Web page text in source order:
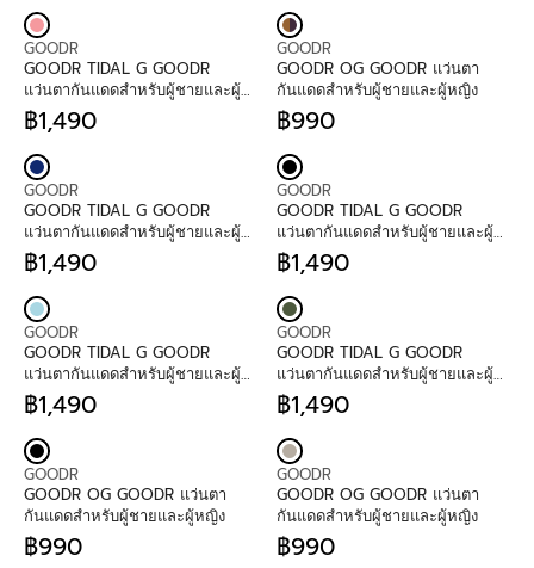
9
0
I
C
E
฿
9
9
I
C
E
฿
9
9
:G
U
L
A
R
P
I
C
E
฿
9
9
:G
U
L
A
R
P
I
C
E
฿
9
9
V
E
N
D
O
:
GOODR
GOODR TIDAL G GOODR
แว่นตากันแดดสำหรับผู้ชายและผู้
หญิง
R
G
U
L
A
R
P
I
C
E
฿
1
,
9
0
฿1,490
V
E
N
D
O
:
GOODR
GOODR OG GOODR แว่นตา
กันแดดสำหรับผู้ชายและผู้หญิง
R
G
U
L
A
R
P
I
C
E
฿
9
9
฿990
V
E
N
D
O
:
GOODR
GOODR TIDAL G GOODR
แว่นตากันแดดสำหรับผู้ชายและผู้
หญิง
R
G
U
L
A
R
P
I
C
E
฿
1
,
฿1,490
V
E
N
D
O
:
GOODR
GOODR TIDAL G GOODR
แว่นตากันแดดสำหรับผู้ชายและผู้
หญิง
R
G
U
L
A
R
P
I
C
E
฿
1
,
฿1,490
V
E
N
D
O
:
GOODR
GOODR TIDAL G GOODR
แว่นตากันแดดสำหรับผู้ชายและผู้
หญิง
R
G
U
L
A
R
P
฿1,490
V
E
N
D
O
:
GOODR
GOODR TIDAL G GOODR
แว่นตากันแดดสำหรับผู้ชายและผู้
หญิง
R
G
U
L
A
R
P
฿1,490
V
E
N
D
O
GOODR
GOODR OG GOODR แว่นตา
กันแดดสำหรับผู้ชายและผู้หญิง
R
฿990
V
E
N
D
O
GOODR
GOODR OG GOODR แว่นตา
กันแดดสำหรับผู้ชายและผู้หญิง
R
฿990